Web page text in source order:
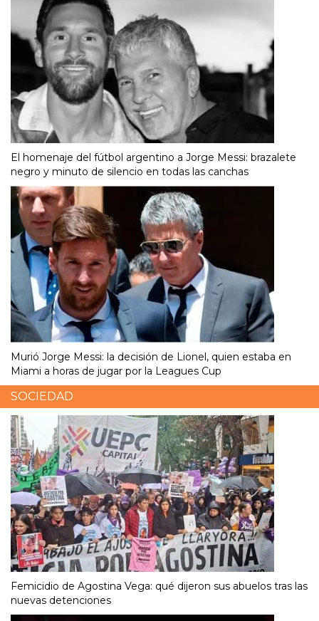
El homenaje del fútbol argentino a Jorge Messi: brazalete
negro y minuto de silencio en todas las canchas
Murió Jorge Messi: la decisión de Lionel, quien estaba en
Miami a horas de jugar por la Leagues Cup
SOCIEDAD
Femicidio de Agostina Vega: qué dijeron sus abuelos tras las
nuevas detenciones